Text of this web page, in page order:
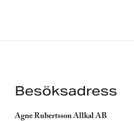
Besöksadress
Agne Rubertsson Allkal AB